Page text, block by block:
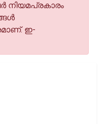
ഇ-